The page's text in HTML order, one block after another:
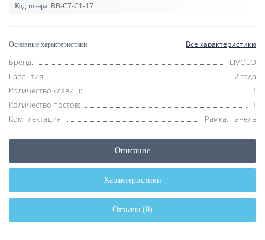
Код товара: BB-C7-C1-17
Основные характеристики Все характеристики
Бренд:
LIVOLO
Гарантия:
2 года
Количество клавиш:
1
Количество постов:
1
Комплектация:
Рамка, панель
Описание
Характеристики
Отзывы (0)